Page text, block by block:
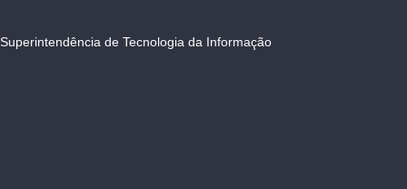
Superintendência de Tecnologia da Informação